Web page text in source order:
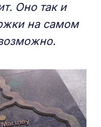
Оно так и
на самом